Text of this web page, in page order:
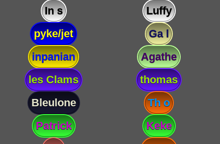
In s
Luffy
pyke/jet
Ga l
inpanian
Agathe
les Clams
thomas
Bleulone
Th o
Patrick
Keke